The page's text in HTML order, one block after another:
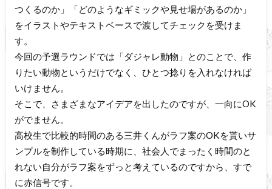
つくるのか」「どのようなギミックや見せ場があるのか」
をイラストやテキストベースで渡してチェックを受けま
す。
今回の予選ラウンドでは「ダジャレ動物」とのことで、作
りたい動物というだけでなく、ひとつ捻りを入れなければ
いけません。
そこで、さまざまなアイデアを出したのですが、一向にOK
がでません。
高校生で比較的時間のある三井くんがラフ案のOKを貰いサ
ンプルを制作している時期に、社会人でまったく時間のと
れない自分がラフ案をずっと考えているのですから、すで
に赤信号です。